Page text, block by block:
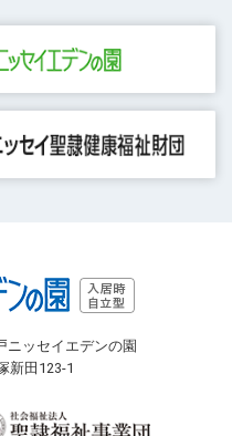
ニッセイエデンの園
新田123-1